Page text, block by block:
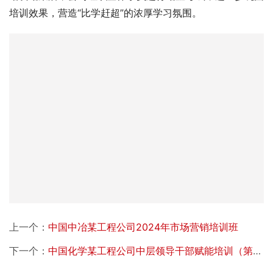
培训效果，营造“比学赶超”的浓厚学习氛围。
上一个： 中国中冶某工程公司2024年市场营销培训班
下一个： 中国化学某工程公司中层领导干部赋能培训（第三期）